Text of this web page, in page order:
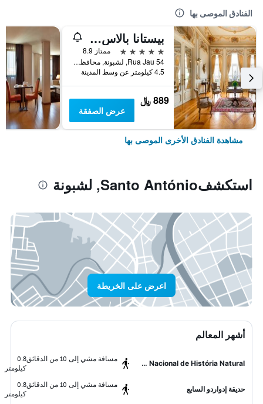
الفنادق الموصى بها
بيستانا بالاس ليسبوا هوتل آند ناشونال مونومنت - ذا ليدينج هوتلز أوف ذا وورلد
5 نجوم
ممتاز 8.9
Rua Jau 54, لشبونة, محافظة لشبونة, البرتغال
4.5 كيلومتر عن وسط المدينة
889 ﷼
عرض الصفقة
مشاهدة الفنادق الأخرى الموصى بها
استكشفSanto António, لشبونة
اعرض على الخريطة
أشهر المعالم
Museu Nacional de História Natural
مسافة مشي إلى 10 من الدقائق
0.8
كيلومتر
حديقة إدواردو السابع
مسافة مشي إلى 10 من الدقائق
0.8
كيلومتر